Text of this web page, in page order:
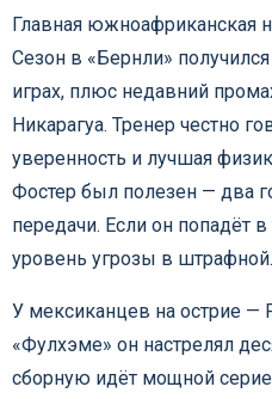
Главная южноафриканская
Сезон в «Бернли»
играх, плюс недавний
Никарагуа. Тренер честно
уверенность и лучшая
Фостер был полезен — два
передачи. Если он попадёт
уровень угрозы в штрафной.
У мексиканцев на острие —
«Фулхэме» он настрелял
сборную идёт мощной